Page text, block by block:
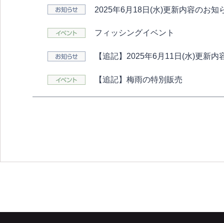
2025年6月18日(水)更新内容のお知
フィッシングイベント
【追記】2025年6月11日(水)更新内
【追記】梅雨の特別販売